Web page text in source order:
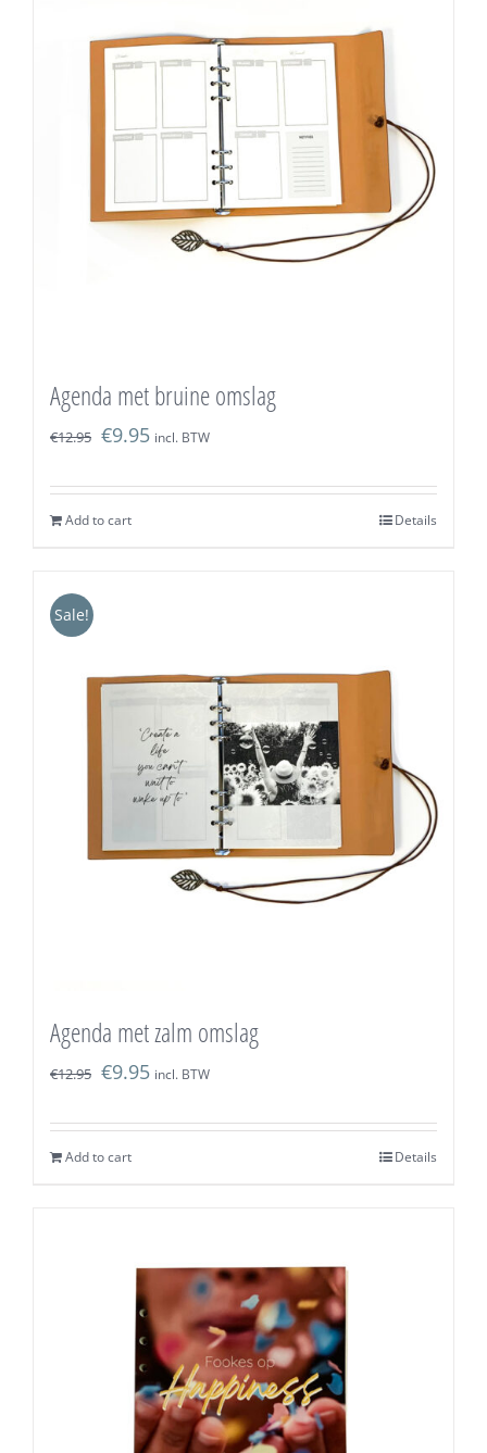
Agenda met bruine omslag
€12.95 €9.95 incl. BTW
Add to cart Details
Sale!
Agenda met zalm omslag
€12.95 €9.95 incl. BTW
Add to cart Details